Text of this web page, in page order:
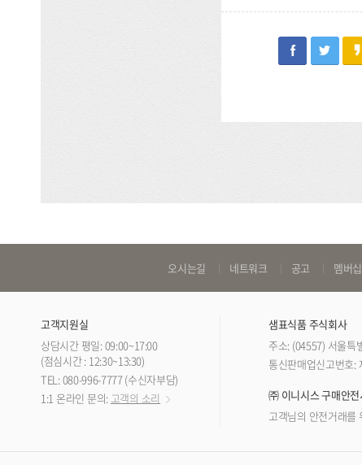
facebook
로
기
링
크
오시는길 네트워크 공고 멤버
고객지원실
상담시간 평일: 09:00~17:00
(점심시간 : 12:30~13:30)
TEL: 080-996-7777 (수신자부담)
1:1 온라인 문의: 고객의 소리
샘표식품 주식회사
주소: (04557) 서울특
통신판매업신고번호:
㈜ 이니시스 구매안전
고객님의 안전거래를